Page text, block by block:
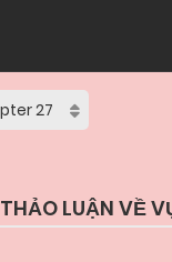
THẢO LUẬN VỀ